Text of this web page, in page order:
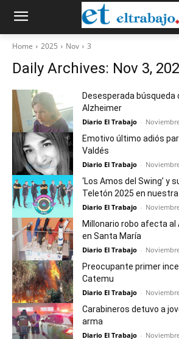
Home 2025 Nov 3
Daily Archives: Nov 3,
Desesperada búsqueda
Alzheimer
Diario El Trabajo -
Emotivo último adiós
Valdés
Diario El Trabajo -
‘Los Amos del Swing’ y
Teletón 2025 en
Diario El Trabajo -
Millonario robo afecta al
en Santa María
Diario El Trabajo -
Preocupante primer
Catemu
Diario El Trabajo -
Carabineros detuvo a
arma
Diario El Trabajo -